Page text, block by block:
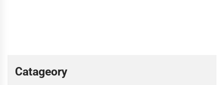
Catageory